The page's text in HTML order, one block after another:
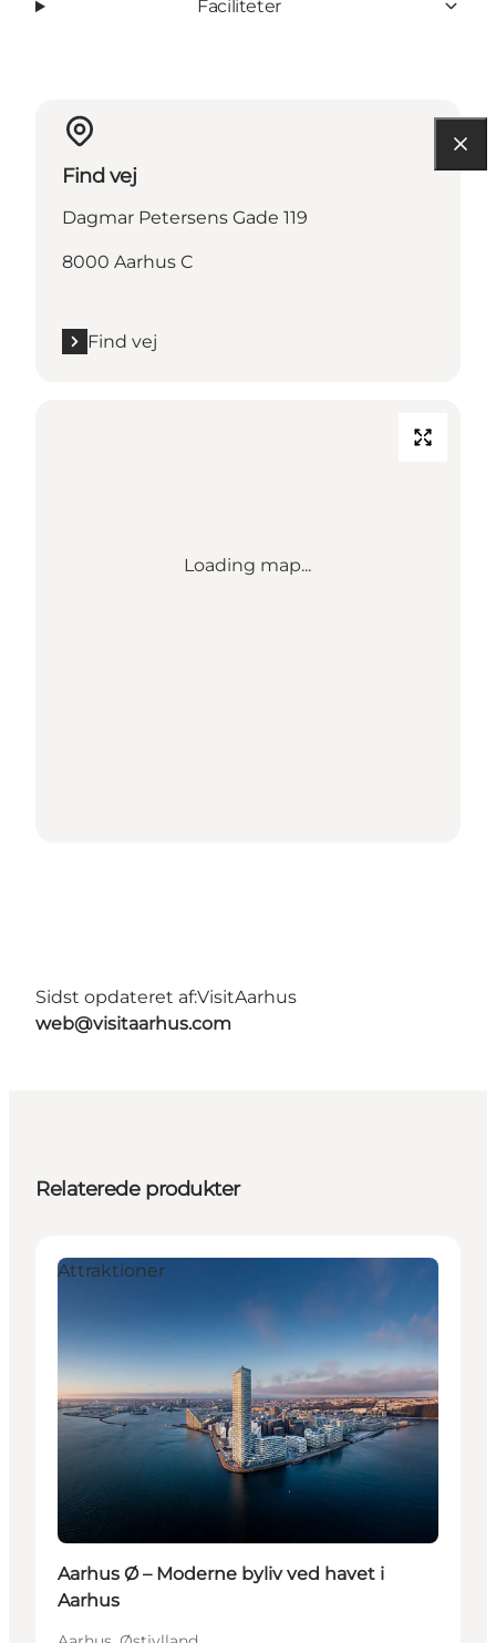
Faciliteter
Find vej
Dagmar Petersens Gade 119
8000 Aarhus C
Find vej
Loading map...
Sidst opdateret af:VisitAarhus
web@visitaarhus.com
Relaterede produkter
Attraktioner
Aarhus Ø – Moderne byliv ved havet i
Aarhus